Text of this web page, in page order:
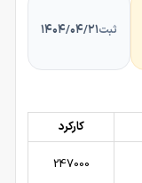
ثبت۱۴۰۴/۰۴/۲۱
کارکرد
247000